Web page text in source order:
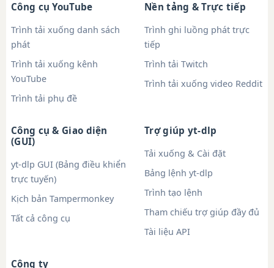
Công cụ YouTube
Trình tải xuống danh sách
phát
Trình tải xuống kênh
YouTube
Trình tải phụ đề
Nền tảng & Trực tiếp
Trình ghi luồng phát trực
tiếp
Trình tải Twitch
Trình tải xuống video Reddit
Công cụ & Giao diện
(GUI)
yt-dlp GUI (Bảng điều khiển
trực tuyến)
Kịch bản Tampermonkey
Tất cả công cụ
Trợ giúp yt-dlp
Tải xuống & Cài đặt
Bảng lệnh yt-dlp
Trình tạo lệnh
Tham chiếu trợ giúp đầy đủ
Tài liệu API
Công ty